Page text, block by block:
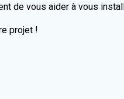
de vous aider à vous
projet !